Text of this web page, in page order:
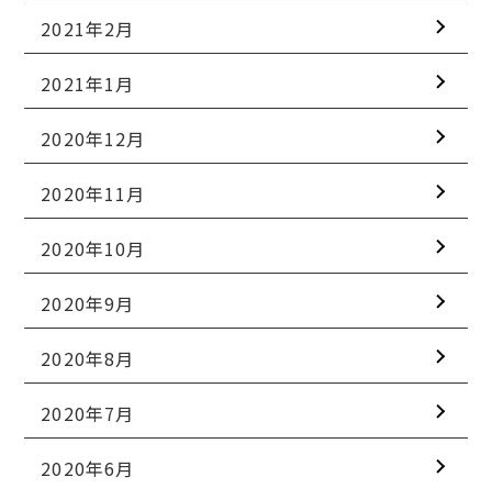
2021年2月
2021年1月
2020年12月
2020年11月
2020年10月
2020年9月
2020年8月
2020年7月
2020年6月